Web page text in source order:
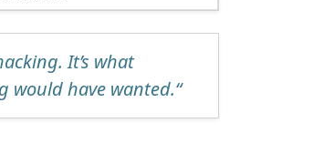
It’s what
would have wanted.“